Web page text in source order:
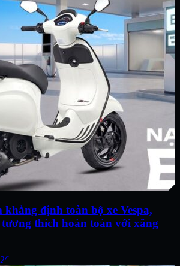
khẳng định toàn bộ xe Vespa,
thích hoàn toàn với xăng